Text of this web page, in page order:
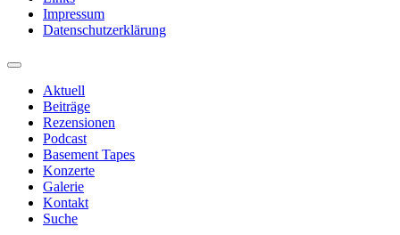
Impressum
Datenschutzerklärung
Aktuell
Beiträge
Rezensionen
Podcast
Basement Tapes
Konzerte
Galerie
Kontakt
Suche